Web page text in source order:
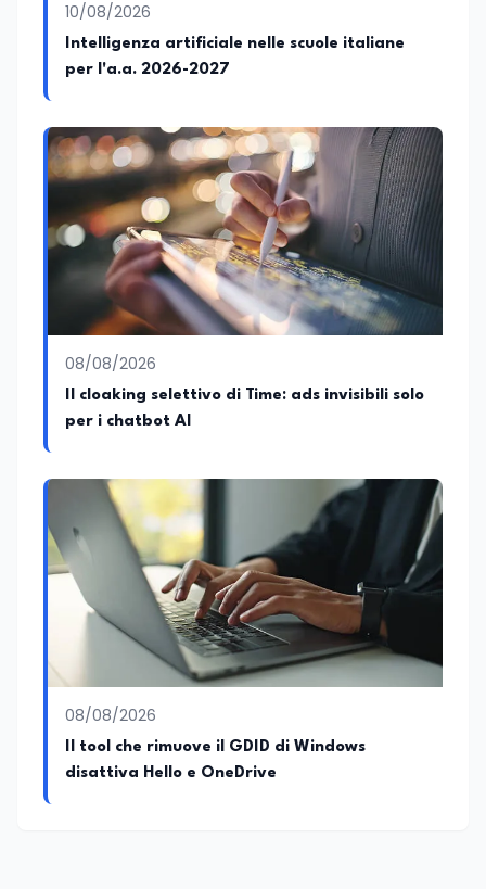
affidabili. Tra le sue principali passioni
figurano lo sport e la musica, che
rappresentano per lei importanti
strumenti di equilibrio, disciplina ed
10/08/2026
Intelligenza artificiale nelle scuole italiane
per l'a.a. 2026-2027
08/08/2026
Il cloaking selettivo di Time: ads invisibili solo
per i chatbot AI
08/08/2026
Il tool che rimuove il GDID di Windows
disattiva Hello e OneDrive